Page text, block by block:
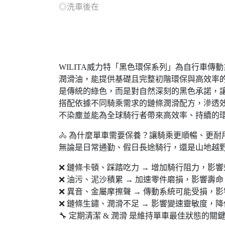
◎洗車後在
WILITA威力特「黑色環保系列」為自行車傳
潤滑油，能提供基礎且完整初階環保與高效率
是傳統的綠色，而是對自然深刻的黑色承諾，
搭配依據不同騎乘需求的鏈條潤滑配方，滲透
不染塵並能為全球騎行者帶來高效率、持續的
🚴 為什麼單車需要保養？讓騎乘更順暢、更耐
無論是日常通勤、假日長途騎行，還是山地越
❌ 鏈條卡頓、踩踏吃力 → 增加騎行阻力，影
❌ 油污、泥沙積累 → 加速零件磨損，影響壽命
❌ 異音、金屬摩擦聲 → 傳動系統可能受損，
❌ 鏈條生鏽、潤滑不足 → 影響變速靈敏度，
🔧 定期清潔 & 潤滑 是維持單車最佳狀態的關